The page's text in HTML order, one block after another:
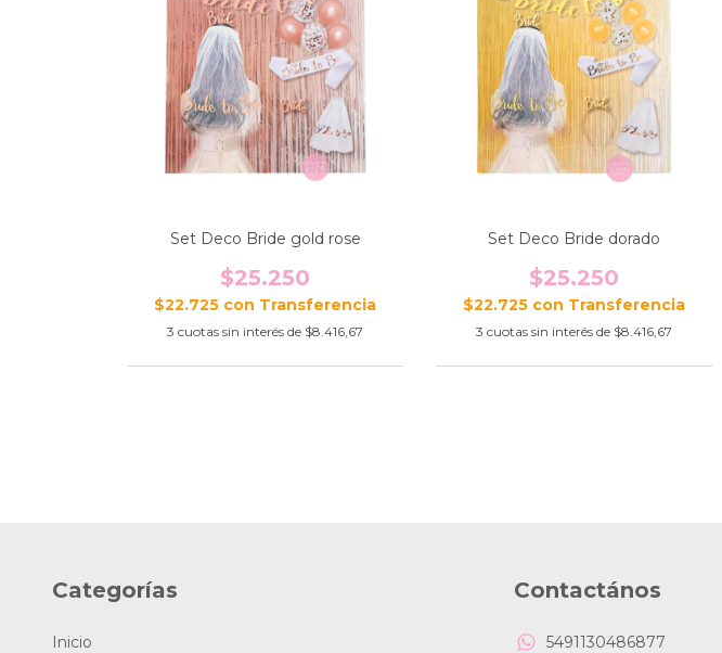
Set Deco Bride gold rose
$25.250
$22.725 con
3 cuotas sin interés de $8.416,67
Set Deco Bride dorado
$25.250
$22.725 con
3 cuotas sin interés de $8.416,67
Categorías
Inicio
Contactános
5491130486877